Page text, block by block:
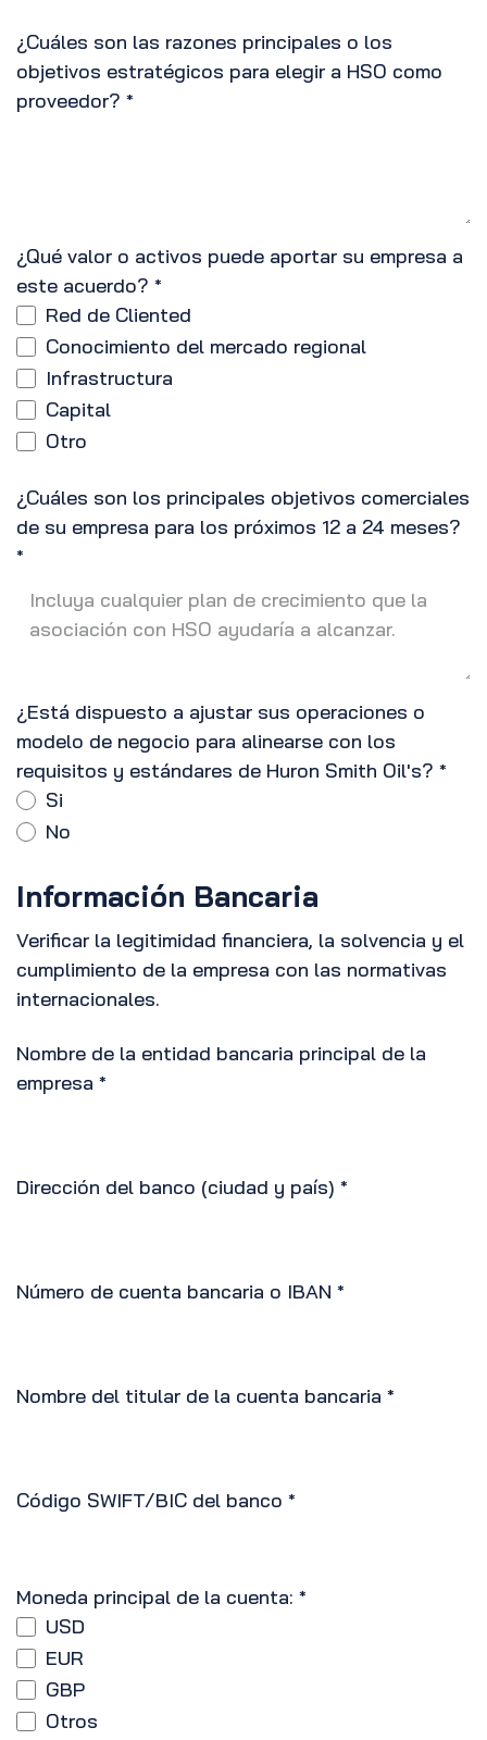
¿Cuáles son las razones principales o los
objetivos estratégicos para elegir a HSO como
proveedor? *
¿Qué valor o activos puede aportar su empresa a
este acuerdo? *
Red de Cliented
Conocimiento del mercado regional
Infrastructura
Capital
Otro
¿Cuáles son los principales objetivos comerciales
de su empresa para los próximos 12 a 24 meses?
*
¿Está dispuesto a ajustar sus operaciones o
modelo de negocio para alinearse con los
requisitos y estándares de Huron Smith Oil's? *
Si
No
Información Bancaria
Verificar la legitimidad financiera, la solvencia y el
cumplimiento de la empresa con las normativas
internacionales.
Nombre de la entidad bancaria principal de la
empresa *
Dirección del banco (ciudad y país) *
Número de cuenta bancaria o IBAN *
Nombre del titular de la cuenta bancaria *
Código SWIFT/BIC del banco *
Moneda principal de la cuenta: *
USD
EUR
GBP
Otros